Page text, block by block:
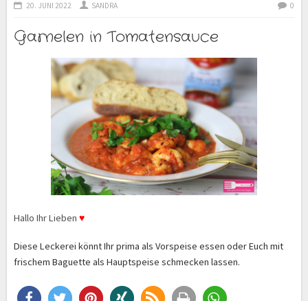
20. JUNI 2022 SANDRA 0
Garnelen in Tomatensauce
Hallo Ihr Lieben ♥
Diese Leckerei könnt Ihr prima als Vorspeise essen oder Euch mit
frischem Baguette als Hauptspeise schmecken lassen.